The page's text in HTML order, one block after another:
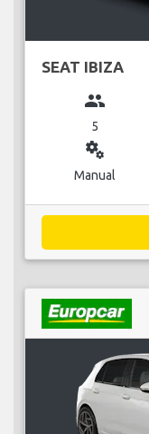
SEAT IBIZA
group
5
miscellaneous_services
Manual